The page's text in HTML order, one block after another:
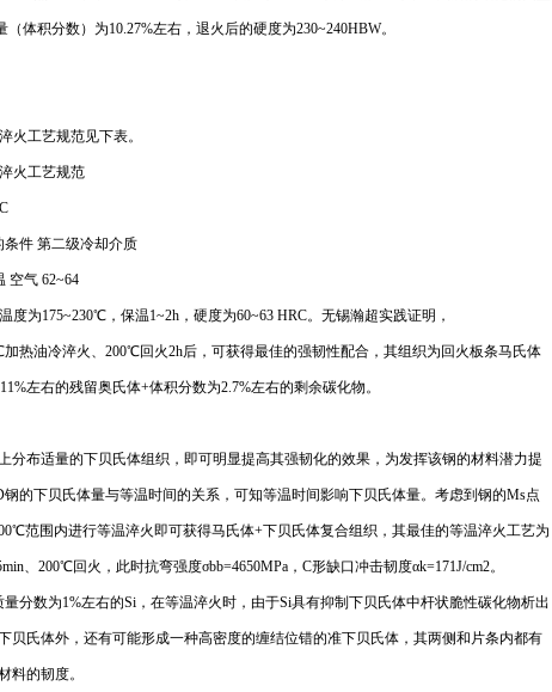
体积分数）为10.27%左右，退火后的硬度为230~240HBW。
火工艺规范见下表。
火工艺规范
件 第二级冷却介质
空气 62~64
度为175~230℃，保温1~2h，硬度为60~63 HRC。无锡瀚超实践证明，
热油冷淬火、200℃回火2h后，可获得最佳的强韧性配合，其组织为回火板条马氏体
左右的残留奥氏体+体积分数为2.7%左右的剩余碳化物。
分布适量的下贝氏体组织，即可明显提高其强韧化的效果，为发挥该钢的材料潜力提
的下贝氏体量与等温时间的关系，可知等温时间影响下贝氏体量。考虑到钢的Ms点
范围内进行等温淬火即可获得马氏体+下贝氏体复合组织，其最佳的等温淬火工艺为
、200℃回火，此时抗弯强度σbb=4650MPa，C形缺口冲击韧度αk=171J/cm2。
分数为1%左右的Si，在等温淬火时，由于Si具有抑制下贝氏体中杆状脆性碳化物析出
贝氏体外，还有可能形成一种高密度的缠结位错的准下贝氏体，其两侧和片条内都有
料的韧度。